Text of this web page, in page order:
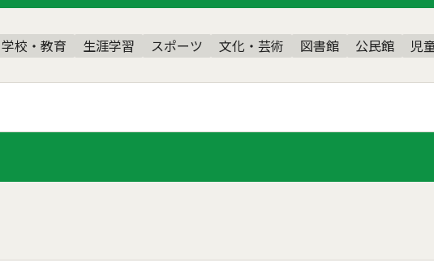
学校・教育 生涯学習 スポーツ 文化・芸術 図書館 公民館 児